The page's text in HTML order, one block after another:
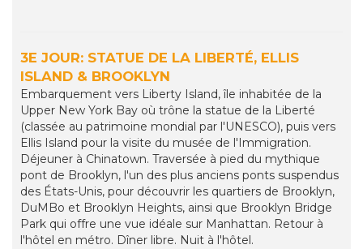
3E JOUR: STATUE DE LA LIBERTÉ, ELLIS
ISLAND & BROOKLYN
Embarquement vers Liberty Island, île inhabitée de la
Upper New York Bay où trône la statue de la Liberté
(classée au patrimoine mondial par l'UNESCO), puis vers
Ellis Island pour la visite du musée de l'Immigration.
Déjeuner à Chinatown. Traversée à pied du mythique
pont de Brooklyn, l'un des plus anciens ponts suspendus
des États-Unis, pour découvrir les quartiers de Brooklyn,
DuMBo et Brooklyn Heights, ainsi que Brooklyn Bridge
Park qui offre une vue idéale sur Manhattan. Retour à
l'hôtel en métro. Dîner libre. Nuit à l'hôtel.